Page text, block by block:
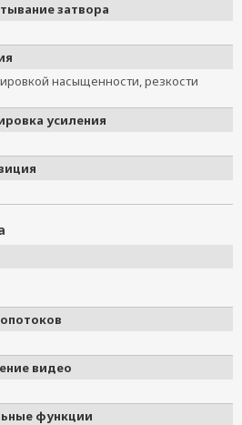
затвора
насыщенности, резкости
усиления
видео
функции